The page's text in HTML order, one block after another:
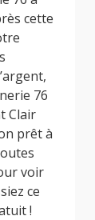
cette
76
Clair
prêt à
voir
ce
!